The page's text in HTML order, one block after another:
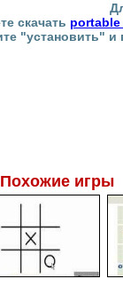
скачать
"установить" и
Похожие игры